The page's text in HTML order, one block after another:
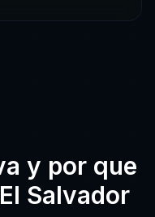
y por que
El Salvador